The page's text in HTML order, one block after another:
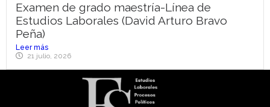
Examen de grado maestría-Línea de
Estudios Laborales (David Arturo Bravo
Peña)
Leer más
21 julio, 2026